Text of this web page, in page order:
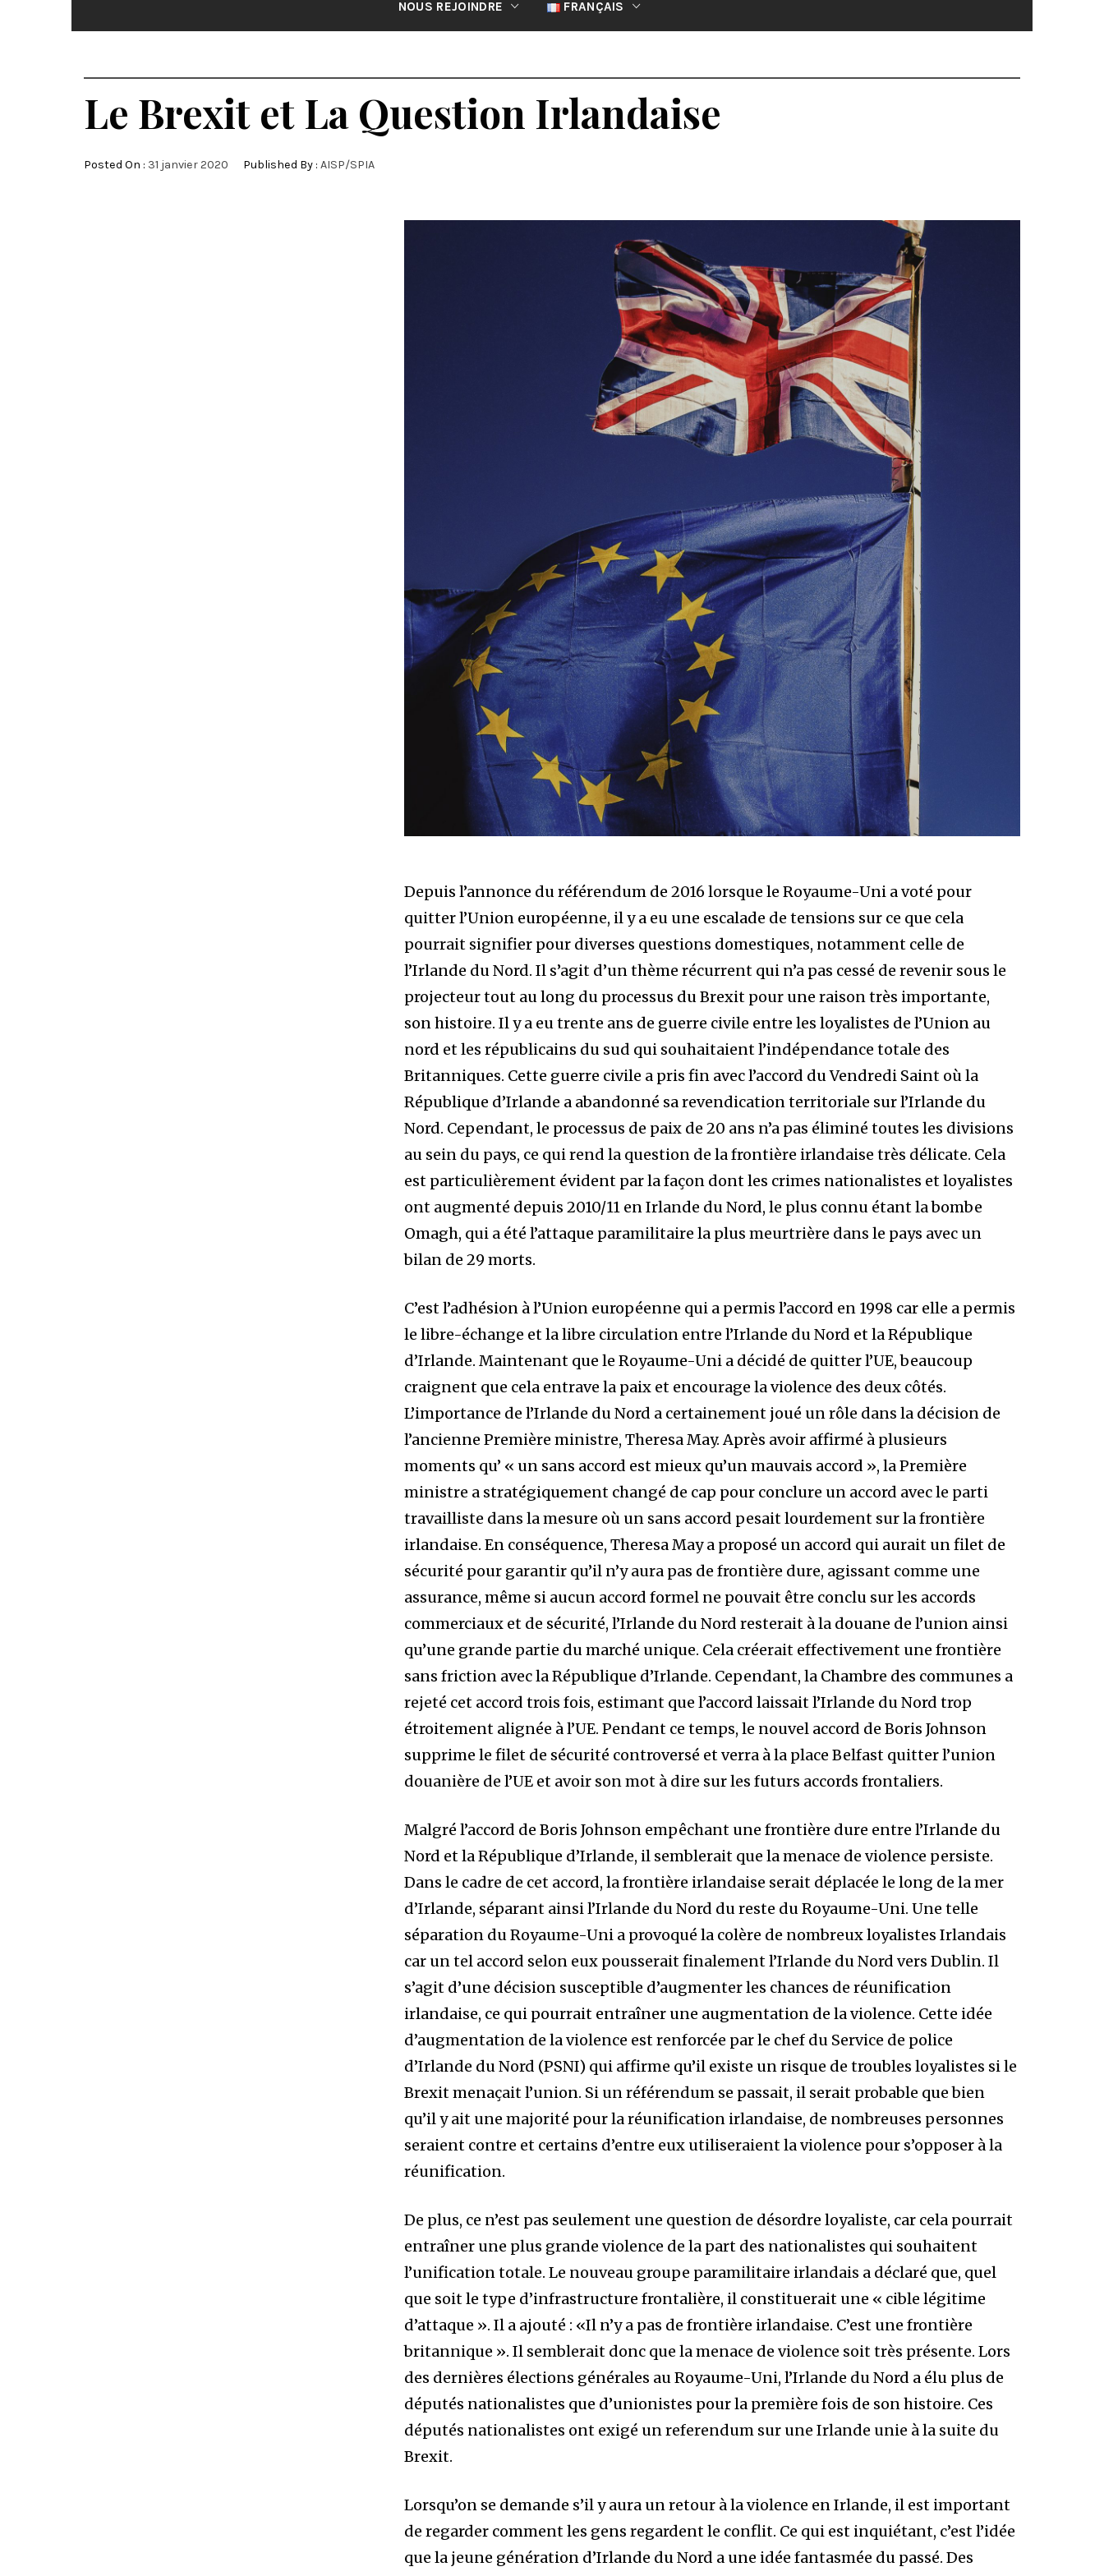
NOUS REJOINDRE FRANÇAIS
Le Brexit et La Question Irlandaise
Posted On : 31 janvier 2020 Published By : AISP/SPIA
Depuis l’annonce du référendum de 2016 lorsque le Royaume-Uni a voté pour
quitter l’Union européenne, il y a eu une escalade de tensions sur ce que cela
pourrait signifier pour diverses questions domestiques, notamment celle de
l’Irlande du Nord. Il s’agit d’un thème récurrent qui n’a pas cessé de revenir sous le
projecteur tout au long du processus du Brexit pour une raison très importante,
son histoire. Il y a eu trente ans de guerre civile entre les loyalistes de l’Union au
nord et les républicains du sud qui souhaitaient l’indépendance totale des
Britanniques. Cette guerre civile a pris fin avec l’accord du Vendredi Saint où la
République d’Irlande a abandonné sa revendication territoriale sur l’Irlande du
Nord. Cependant, le processus de paix de 20 ans n’a pas éliminé toutes les divisions
au sein du pays, ce qui rend la question de la frontière irlandaise très délicate. Cela
est particulièrement évident par la façon dont les crimes nationalistes et loyalistes
ont augmenté depuis 2010/11 en Irlande du Nord, le plus connu étant la bombe
Omagh, qui a été l’attaque paramilitaire la plus meurtrière dans le pays avec un
bilan de 29 morts.
C’est l’adhésion à l’Union européenne qui a permis l’accord en 1998 car elle a permis
le libre-échange et la libre circulation entre l’Irlande du Nord et la République
d’Irlande. Maintenant que le Royaume-Uni a décidé de quitter l’UE, beaucoup
craignent que cela entrave la paix et encourage la violence des deux côtés.
L’importance de l’Irlande du Nord a certainement joué un rôle dans la décision de
l’ancienne Première ministre, Theresa May. Après avoir affirmé à plusieurs
moments qu’ « un sans accord est mieux qu’un mauvais accord », la Première
ministre a stratégiquement changé de cap pour conclure un accord avec le parti
travailliste dans la mesure où un sans accord pesait lourdement sur la frontière
irlandaise. En conséquence, Theresa May a proposé un accord qui aurait un filet de
sécurité pour garantir qu’il n’y aura pas de frontière dure, agissant comme une
assurance, même si aucun accord formel ne pouvait être conclu sur les accords
commerciaux et de sécurité, l’Irlande du Nord resterait à la douane de l’union ainsi
qu’une grande partie du marché unique. Cela créerait effectivement une frontière
sans friction avec la République d’Irlande. Cependant, la Chambre des communes a
rejeté cet accord trois fois, estimant que l’accord laissait l’Irlande du Nord trop
étroitement alignée à l’UE. Pendant ce temps, le nouvel accord de Boris Johnson
supprime le filet de sécurité controversé et verra à la place Belfast quitter l’union
douanière de l’UE et avoir son mot à dire sur les futurs accords frontaliers.
Malgré l’accord de Boris Johnson empêchant une frontière dure entre l’Irlande du
Nord et la République d’Irlande, il semblerait que la menace de violence persiste.
Dans le cadre de cet accord, la frontière irlandaise serait déplacée le long de la mer
d’Irlande, séparant ainsi l’Irlande du Nord du reste du Royaume-Uni. Une telle
séparation du Royaume-Uni a provoqué la colère de nombreux loyalistes Irlandais
car un tel accord selon eux pousserait finalement l’Irlande du Nord vers Dublin. Il
s’agit d’une décision susceptible d’augmenter les chances de réunification
irlandaise, ce qui pourrait entraîner une augmentation de la violence. Cette idée
d’augmentation de la violence est renforcée par le chef du Service de police
d’Irlande du Nord (PSNI) qui affirme qu’il existe un risque de troubles loyalistes si le
Brexit menaçait l’union. Si un référendum se passait, il serait probable que bien
qu’il y ait une majorité pour la réunification irlandaise, de nombreuses personnes
seraient contre et certains d’entre eux utiliseraient la violence pour s’opposer à la
réunification.
De plus, ce n’est pas seulement une question de désordre loyaliste, car cela pourrait
entraîner une plus grande violence de la part des nationalistes qui souhaitent
l’unification totale. Le nouveau groupe paramilitaire irlandais a déclaré que, quel
que soit le type d’infrastructure frontalière, il constituerait une « cible légitime
d’attaque ». Il a ajouté : «Il n’y a pas de frontière irlandaise. C’est une frontière
britannique ». Il semblerait donc que la menace de violence soit très présente. Lors
des dernières élections générales au Royaume-Uni, l’Irlande du Nord a élu plus de
députés nationalistes que d’unionistes pour la première fois de son histoire. Ces
députés nationalistes ont exigé un referendum sur une Irlande unie à la suite du
Brexit.
Lorsqu’on se demande s’il y aura un retour à la violence en Irlande, il est important
de regarder comment les gens regardent le conflit. Ce qui est inquiétant, c’est l’idée
que la jeune génération d’Irlande du Nord a une idée fantasmée du passé. Des